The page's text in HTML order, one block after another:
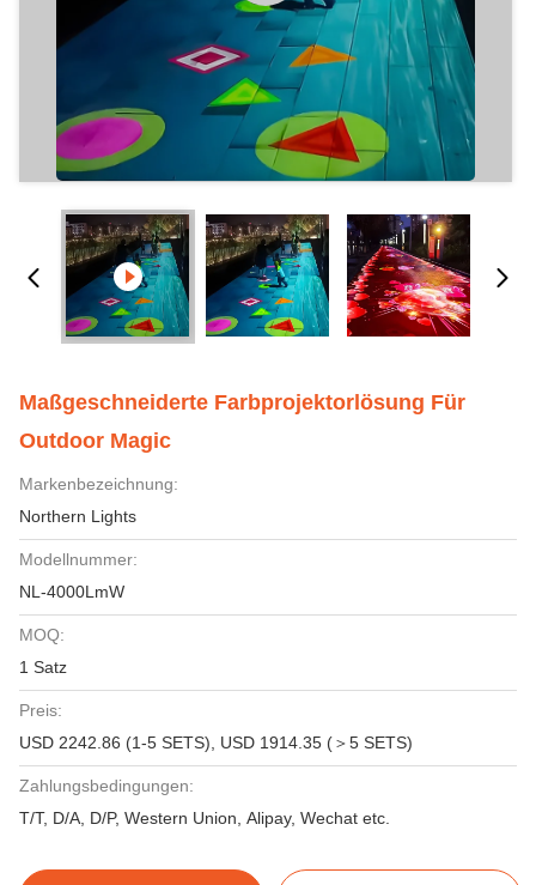
Maßgeschneiderte Farbprojektorlösung Für
Outdoor Magic
Markenbezeichnung:
Northern Lights
Modellnummer:
NL-4000LmW
MOQ:
1 Satz
Preis:
USD 2242.86 (1-5 SETS), USD 1914.35 (＞5 SETS)
Zahlungsbedingungen:
T/T, D/A, D/P, Western Union, Alipay, Wechat etc.